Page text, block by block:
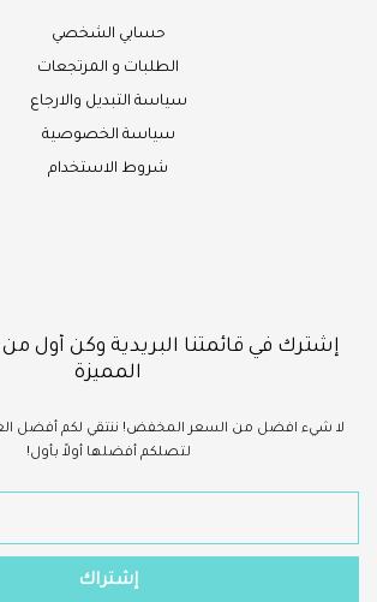
حسابي الشخصي
الطلبات و المرتجعات
سياسة التبديل والارجاع
سياسة الخصوصية
شروط الاستخدام
إشترك في قائمتنا البريدية وكن أول
المميزة
لا شيء افضل من السعر المخفض! ننتقي لكم أفضل
لتصلكم أفضلها أولاً بأول!